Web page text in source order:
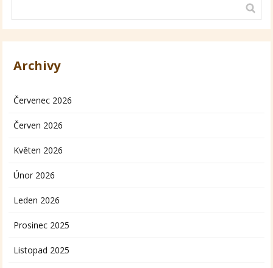
Archivy
Červenec 2026
Červen 2026
Květen 2026
Únor 2026
Leden 2026
Prosinec 2025
Listopad 2025